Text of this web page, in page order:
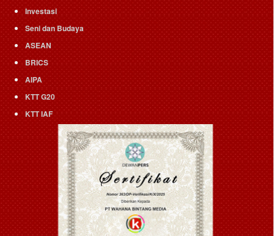
Investasi
Seni dan Budaya
ASEAN
BRICS
AIPA
KTT G20
KTT IAF